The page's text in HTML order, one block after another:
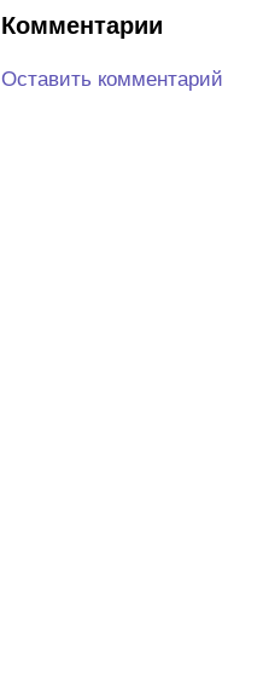
Комментарии
Оставить комментарий